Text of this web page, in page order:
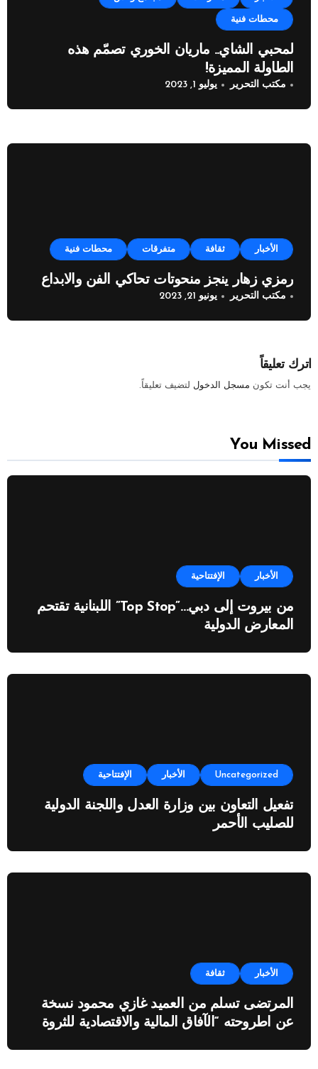
محطات فنية
لمحبي الشاي.. ماريان الخوري تصمّم هذه
الطاولة المميزة!
مكتب التحرير يوليو 1, 2023
الأخبار ثقافة متفرقات محطات فنية
رمزي زهار ينجز منحوتات تحاكي الفن والابداع
مكتب التحرير يونيو 21, 2023
اترك تعليقاً
يجب أنت تكون مسجل الدخول لتضيف تعليقاً.
You Missed
الأخبار الإفتتاحية
من بيروت إلى دبي…”Top Stop” اللبنانية تقتحم
المعارض الدولية
Uncategorized الأخبار الإفتتاحية
تفعيل التعاون بين وزارة العدل واللجنة الدولية
للصليب الأحمر
الأخبار ثقافة
المرتضى تسلم من العميد غازي محمود نسخة
عن اطروحته “الآفاق المالية والاقتصادية للثروة